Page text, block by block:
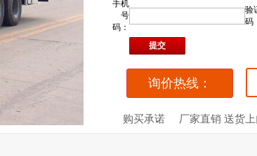
手机
号
码：
验
码
询价热线：
购买承诺 厂家直销 送货